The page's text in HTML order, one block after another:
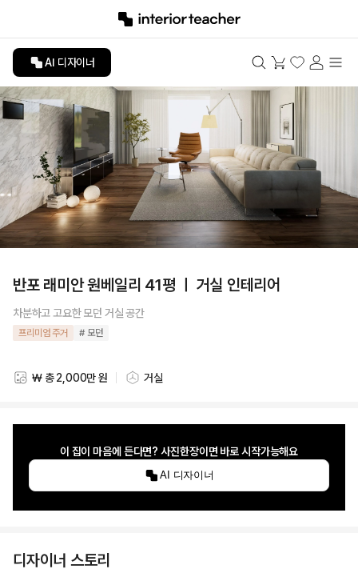
AI 디자이너
반포 래미안 원베일리 41평 ㅣ 거실 인테리어
차분하고 고요한 모던 거실 공간
프리미엄 주거 # 모던
스타일링 비용
₩ 총 2,000만 원 스타일링 공간
거실
이 집이 마음에 든다면? 사진한장이면 바로 시작가능해요
AI 디자이너
디자이너 스토리